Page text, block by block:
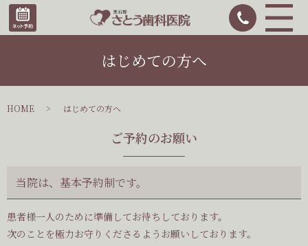
はじめての方へ
HOME はじめての方へ
ご予約のお願い
当院は、基本予約制です。
患者様一人のために準備してお待ちしております。
次のことを極力お守りくださるようお願いしております。